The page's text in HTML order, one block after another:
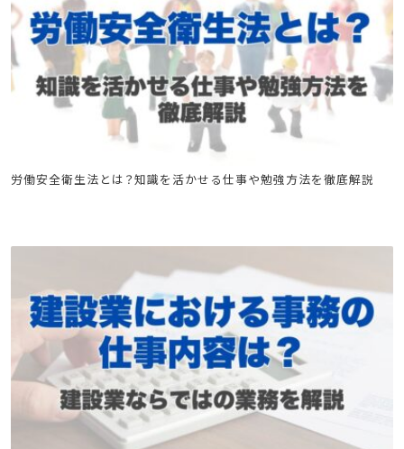
特別教育
労働安全衛生法とは？知識を活かせる仕事や勉強方法を徹底解説